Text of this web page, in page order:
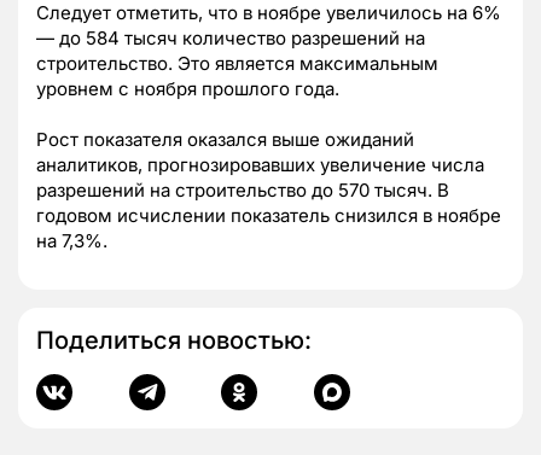
Следует отметить, что в ноябре увеличилось на 6%
— до 584 тысяч количество разрешений на
строительство. Это является максимальным
уровнем с ноября прошлого года.
Рост показателя оказался выше ожиданий
аналитиков, прогнозировавших увеличение числа
разрешений на строительство до 570 тысяч. В
годовом исчислении показатель снизился в ноябре
на 7,3%.
Поделиться новостью: